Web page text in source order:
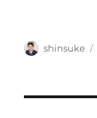
投
shinsuke